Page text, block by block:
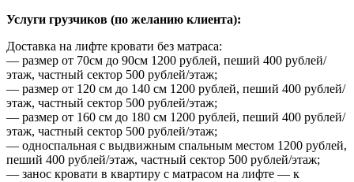
Услуги грузчиков (по желанию клиента):
Доставка на лифте кровати без матраса:
— размер от 70см до 90см 1200 рублей, пеший 400 рублей/
этаж, частный сектор 500 рублей/этаж;
— размер от 120 см до 140 см 1200 рублей, пеший 400 рублей/
этаж, частный сектор 500 рублей/этаж;
— размер от 160 см до 180 см 1200 рублей, пеший 400 рублей/
этаж, частный сектор 500 рублей/этаж;
— односпальная с выдвижным спальным местом 1200 рублей,
пеший 400 рублей/этаж, частный сектор 500 рублей/этаж;
— занос кровати в квартиру с матрасом на лифте — к